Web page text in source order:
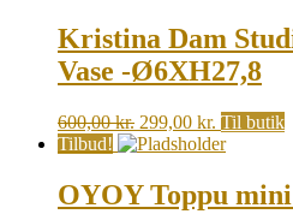
499,00 kr..259,00
Kristina Dam
Vase -Ø6XH27,8
600,00kr. Original
price
600,00 kr..
299,00 kr. Current
price
299,00 kr..
Til butik
Tilbud!
OYOY Toppu